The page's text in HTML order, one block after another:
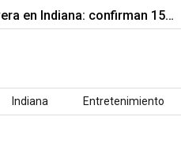
Indiana: confirman 15…
Indiana Entretenimiento